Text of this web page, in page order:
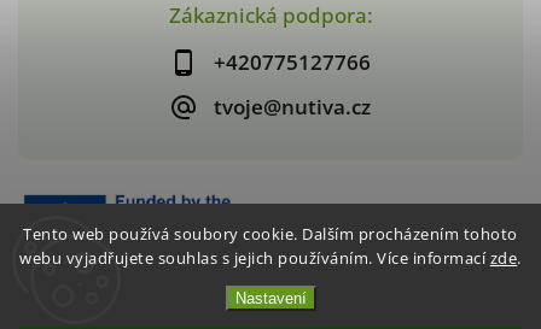
Tento web používá soubory cookie. Dalším procházením tohoto
webu vyjadřujete souhlas s jejich používáním. Více informacízde.
Nastavení
Zákaznická podpora:
+420775127766
tvoje@nutiva.cz
nutiva.cz